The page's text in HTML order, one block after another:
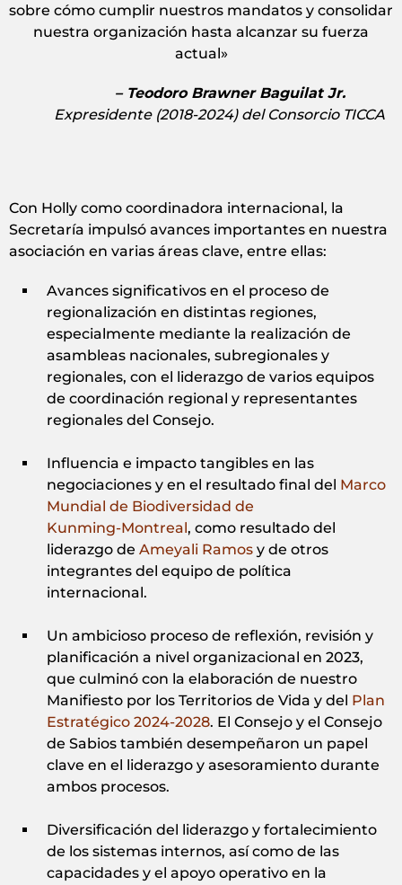
sobre cómo cumplir nuestros mandatos y consolidar
nuestra organización hasta alcanzar su fuerza
actual»
– Teodoro Brawner Baguilat Jr.
Expresidente (2018-2024) del Consorcio TICCA
Con Holly como coordinadora internacional, la
Secretaría impulsó avances importantes en nuestra
asociación en varias áreas clave, entre ellas:
Avances significativos en el proceso de
regionalización en distintas regiones,
especialmente mediante la realización de
asambleas nacionales, subregionales y
regionales, con el liderazgo de varios equipos
de coordinación regional y representantes
regionales del Consejo.
Influencia e impacto tangibles en las
negociaciones y en el resultado final del Marco
Mundial de Biodiversidad de
Kunming‑Montreal, como resultado del
liderazgo de Ameyali Ramos y de otros
integrantes del equipo de política
internacional.
Un ambicioso proceso de reflexión, revisión y
planificación a nivel organizacional en 2023,
que culminó con la elaboración de nuestro
Manifiesto por los Territorios de Vida y del Plan
Estratégico 2024‑2028. El Consejo y el Consejo
de Sabios también desempeñaron un papel
clave en el liderazgo y asesoramiento durante
ambos procesos.
Diversificación del liderazgo y fortalecimiento
de los sistemas internos, así como de las
capacidades y el apoyo operativo en la